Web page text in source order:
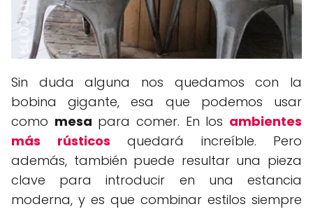
Sin duda alguna nos quedamos con la
bobina gigante, esa que podemos usar
como mesa para comer. En los ambientes
más rústicos quedará increíble. Pero
además, también puede resultar una pieza
clave para introducir en una estancia
moderna, y es que combinar estilos siempre